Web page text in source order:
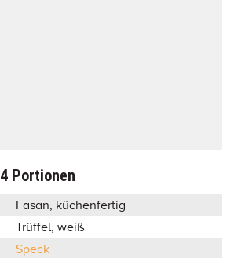
4 Portionen
Fasan, küchenfertig
Trüffel, weiß
Speck